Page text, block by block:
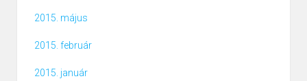
2015. május
2015. február
2015. január